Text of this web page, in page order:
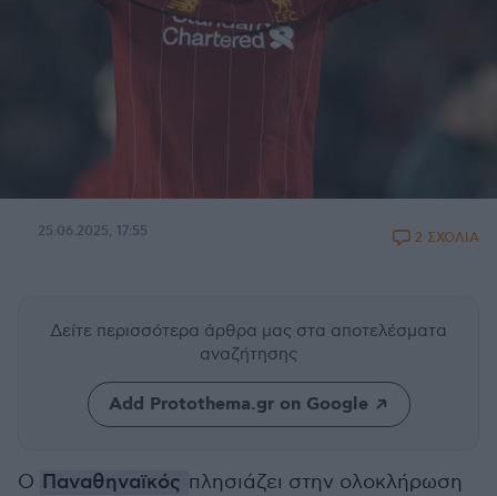
25.06.2025, 17:55 2 ΣΧΟΛΙΑ
Δείτε περισσότερα άρθρα μας στα αποτελέσματα
αναζήτησης
Add Protothema.gr on Google
Ο Παναθηναϊκός πλησιάζει στην ολοκλήρωση